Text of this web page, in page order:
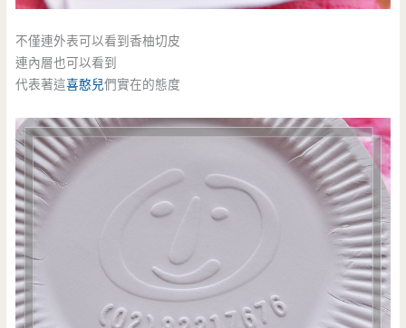
不僅連外表可以看到香柚切皮
連內層也可以看到
代表著這喜憨兒們實在的態度